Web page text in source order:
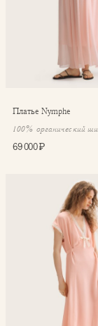
Платье Nymphe
69 000 ₽
Платье Elodie